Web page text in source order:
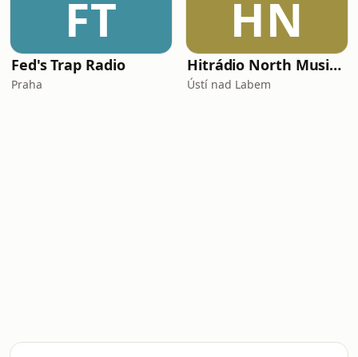
FT
Fed's Trap Radio
Praha
HN
Hitrádio North Music - Osmdesátka
Ústí nad Labem